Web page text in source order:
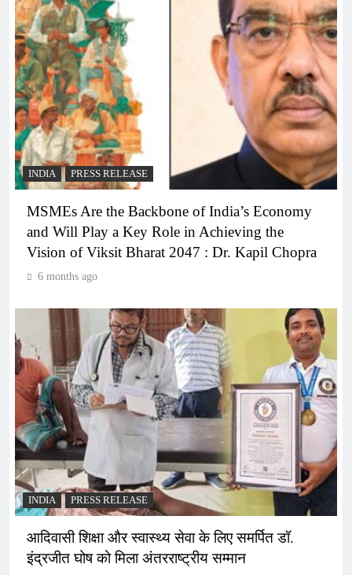
INDIA PRESS RELEASE
MSMEs Are the Backbone of India’s Economy
and Will Play a Key Role in Achieving the
Vision of Viksit Bharat 2047 : Dr. Kapil Chopra
6 months ago
INDIA PRESS RELEASE
आदिवासी शिक्षा और स्वास्थ्य सेवा के लिए समर्पित डॉ.
इंद्रजीत घोष को मिला अंतरराष्ट्रीय सम्मान